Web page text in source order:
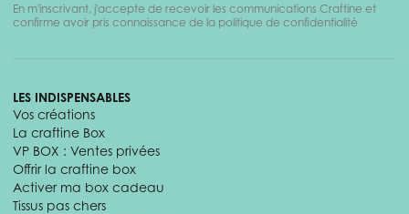
En m'inscrivant, j'accepte de recevoir les communications Craftine et
confirme avoir pris connaissance de la politique de confidentialité
LES INDISPENSABLES
Vos créations
La craftine Box
VP BOX : Ventes privées
Offrir la craftine box
Activer ma box cadeau
Tissus pas chers